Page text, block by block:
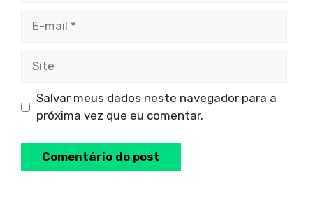
Salvar meus dados neste navegador para a
próxima vez que eu comentar.